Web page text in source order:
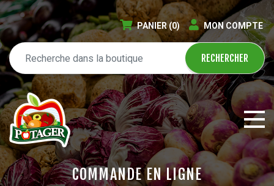
PANIER(0) MON COMPTE
COMMANDE EN LIGNE